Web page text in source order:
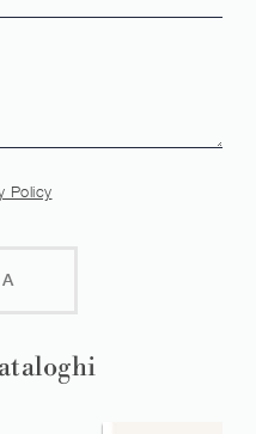
Policy